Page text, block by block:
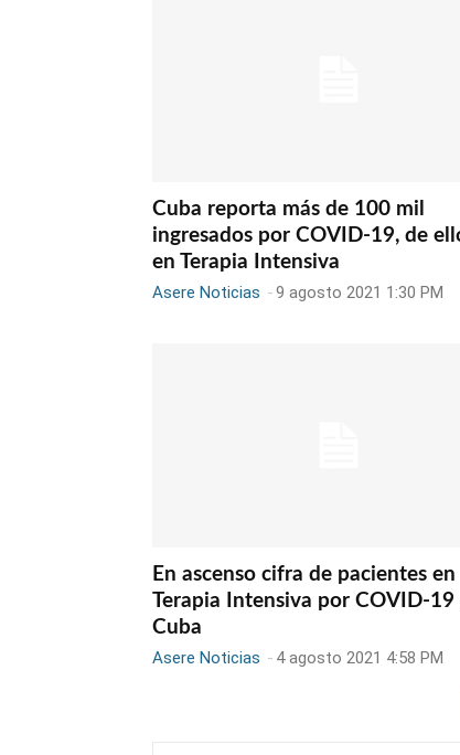
Cuba reporta más de 100 mil
ingresados por COVID-19, de
en Terapia Intensiva
Asere Noticias -9 agosto 2021 1:30 PM
En ascenso cifra de pacientes en
Terapia Intensiva por COVID-19
Cuba
Asere Noticias - 4 agosto 2021 4:58 PM